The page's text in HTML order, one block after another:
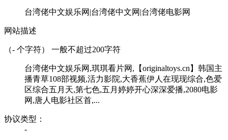
台湾佬中文娱乐网|台湾佬中文网|台湾佬电影网
网站描述
（- 个字符） 一般不超过200字符
台湾佬中文娱乐网,琪琪看片网,【originaltoys.cn】韩国主
播青草108部视频,活力影院,大香蕉伊人在现现综合,色爱
区综合五月天,第七色,五月婷婷开心深深爱播,2080电影
网,唐人电影社区首,...
协议类型：
-